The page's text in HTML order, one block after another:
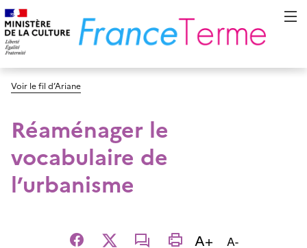
Voir le fil d’Ariane
Réaménager le
vocabulaire de
l’urbanisme
A+ Augmenter
A-Diminuer la